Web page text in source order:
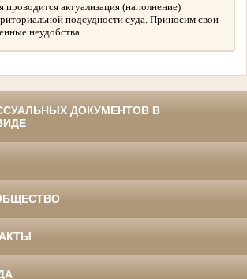
проводится актуализация (наполнение)
подсудности суда. Приносим свои
неудобства.
ДОКУМЕНТОВ В